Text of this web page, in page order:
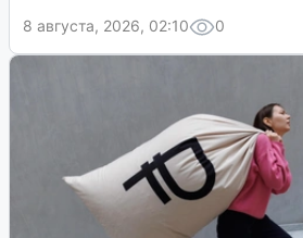
8 августа, 2026, 02:10
0